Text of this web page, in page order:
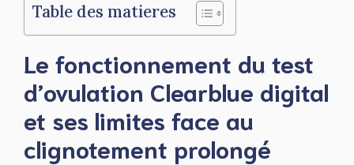
Table des matieres
Le fonctionnement du test
d’ovulation Clearblue digital
et ses limites face au
clignotement prolongé